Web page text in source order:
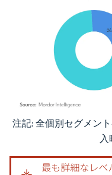
画像 © Mordor Intelligence。
注記: 全個別セグメン